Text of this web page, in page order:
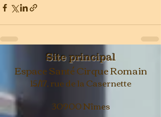
Site principal
Espace Santé Cirque Romain
15/17, rue de la Casernette
30900 Nîmes